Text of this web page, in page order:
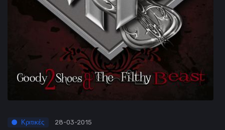
Κριτικές 28-03-2015